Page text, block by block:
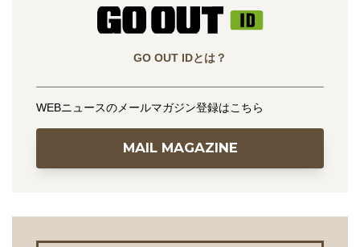
GO OUT IDとは？
WEBニュースのメールマガジン登録はこちら
MAIL MAGAZINE